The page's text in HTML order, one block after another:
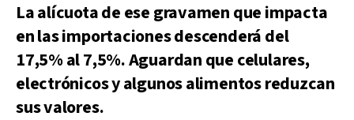
La alícuota de ese gravamen que impacta
en las importaciones descenderá del
17,5% al 7,5%. Aguardan que celulares,
electrónicos y algunos alimentos reduzcan
sus valores.